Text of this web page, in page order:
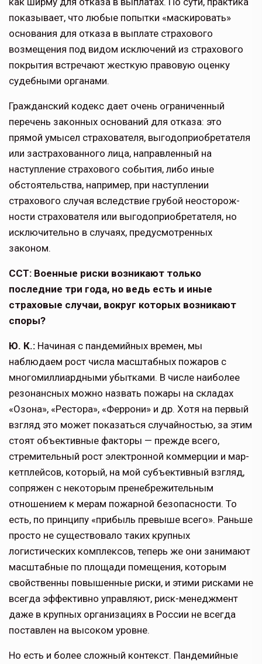
показывает, что любые попытки «маскировать»
основания для отказа в выплате страхового
возмеще­ния под видом исключений из стра­хового
покрытия встречают жесткую правовую оценку
судебными органами.
Гражданский кодекс дает очень огра­ниченный
перечень законных осно­ваний для отказа: это
прямой умысел страхователя, выгодоприобретателя
или застрахованного лица, направ­ленный на
наступление страхового события, либо иные
обстоятельства, например, при наступлении
страхового случая вследствие грубой неосторож­
ности страхователя или выгодоприоб­ретателя, но
исключительно в случаях, предусмотренных
законом.
ССТ: Военные риски возникают только
последние три года, но ведь есть и иные
страховые случаи, вокруг которых воз­никают
споры?
Ю. К.: Начиная с пандемийных времен, мы
наблюдаем рост числа масштабных пожаров с
многомилли­ардными убытками. В числе наиболее
резонансных можно назвать пожары на складах
«Озона», «Рестора», «Фер­рони» и др. Хотя на первый
взгляд это может показаться случайностью, за этим
стоят объективные факто­ры — прежде всего,
стремительный рост электронной коммерции и мар­
кетплейсов, который, на мой субъек­тивный взгляд,
сопряжен с некоторым пренебрежительным
отношением к ме­рам пожарной безопасности. То
есть, по принципу «прибыль превыше всего». Раньше
просто не существо­вало таких крупных
логистических комплексов, теперь же они занимают
масштабные по площади помещения, которым
свойственны повышенные риски, и этими рисками не
всегда эффективно управляют, риск-менед­жмент
даже в крупных организациях в России не всегда
поставлен на высо­ком уровне.
Но есть и более сложный контекст. Пандемийные